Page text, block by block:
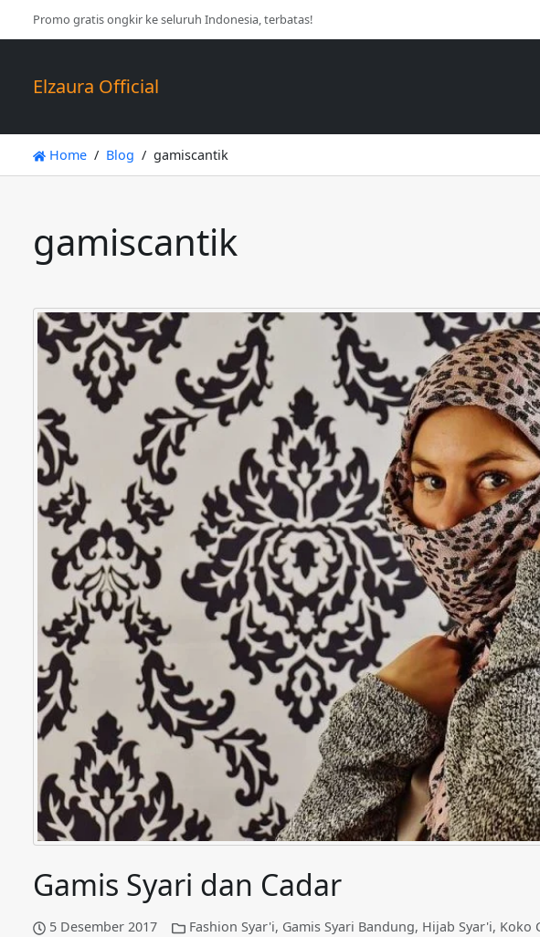
Promo gratis ongkir ke seluruh Indonesia, terbatas!
Elzaura Official
Home Blog gamiscantik
gamiscantik
Gamis Syari dan Cadar
5 Desember 2017 Fashion Syar'i, Gamis Syari Bandung, Hijab Syar'i, Koko